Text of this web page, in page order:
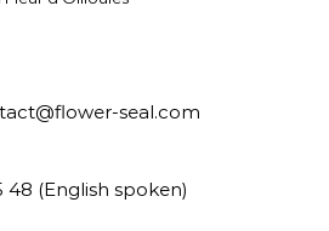
seal.com
48 (English spoken)